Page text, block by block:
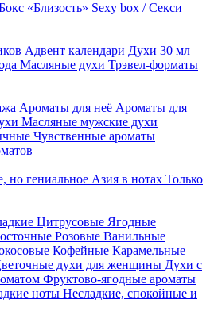
«Близость» Sexy box / Секси
Адвент календари Духи 30 мл
Масляные духи Трэвел-форматы
Ароматы для неё Ароматы для
Масляные мужские духи
Чувственные ароматы
но гениальное Азия в нотах Только
Цитрусовые Ягодные
Розовые Ванильные
Кофейные Карамельные
духи для женщины Духи с
Фруктово-ягодные ароматы
ноты Несладкие, спокойные и